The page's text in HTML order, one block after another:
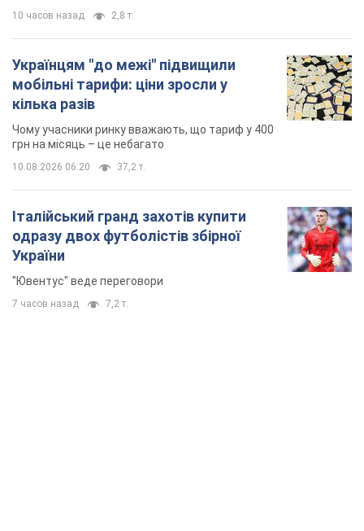
10 часов назад 2,8 т.
Українцям "до межі" підвищили
мобільні тарифи: ціни зросли у
кілька разів
Чому учасники ринку вважають, що тариф у 400
грн на місяць – це небагато
10.08.2026 06:20 37,2 т.
Італійський гранд захотів купити
одразу двох футболістів збірної
України
"Ювентус" веде переговори
7 часов назад 7,2 т.